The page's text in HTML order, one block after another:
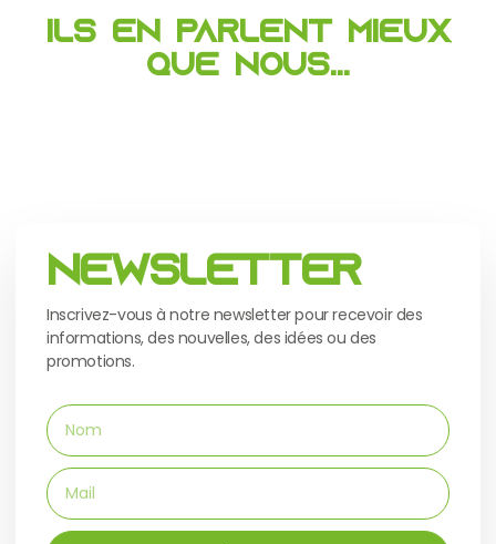
Ils en parlent mieux
que nous...
Newsletter
Inscrivez-vous à notre newsletter pour recevoir des
informations, des nouvelles, des idées ou des
promotions.